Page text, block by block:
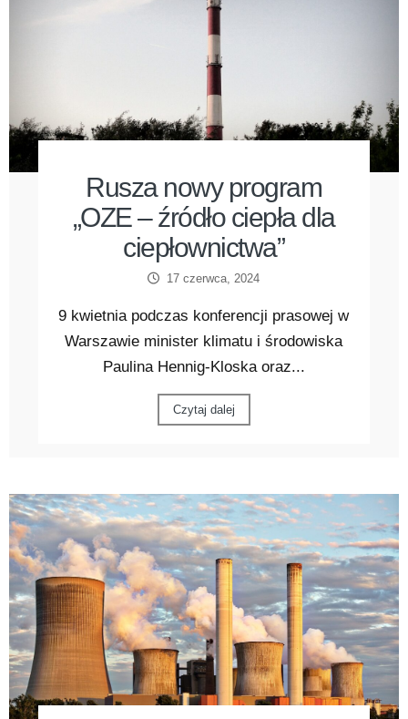
Rusza nowy program
„OZE – źródło ciepła dla
ciepłownictwa”
17 czerwca, 2024
9 kwietnia podczas konferencji prasowej w
Warszawie minister klimatu i środowiska
Paulina Hennig-Kloska oraz...
Czytaj dalej